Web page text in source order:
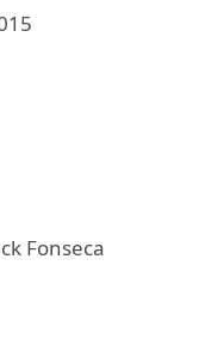
Fonseca